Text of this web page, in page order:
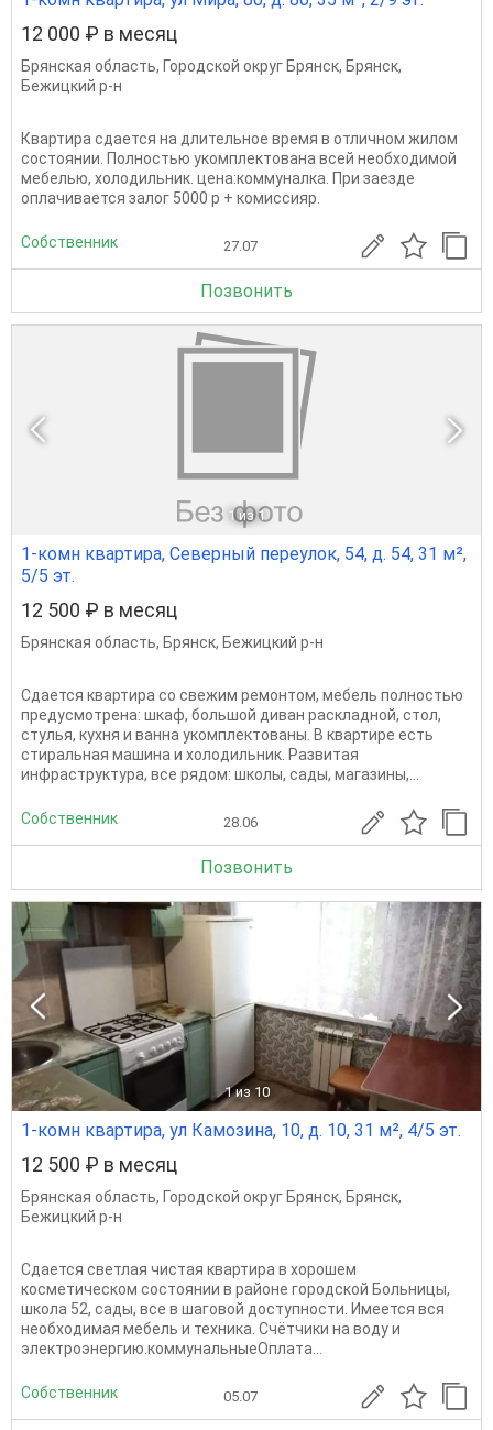
12 000 ₽ в месяц
Брянская область, Городской округ Брянск, Брянск,
Бежицкий р-н
Квартира сдается на длительное время в отличном жилом
состоянии. Полностью укомплектована всей необходимой
мебелью, холодильник. цена:коммуналка. При заезде
оплачивается залог 5000 р + комиссияр.
Собственник 27.07
Позвонить
1 из 1
1-комн квартира, Северный переулок, 54, д. 54, 31 м²,
5/5 эт.
12 500 ₽ в месяц
Брянская область, Брянск, Бежицкий р-н
Сдается квартира со свежим ремонтом, мебель полностью
предусмотрена: шкаф, большой диван раскладной, стол,
стулья, кухня и ванна укомплектованы. В квартире есть
стиральная машина и холодильник. Развитая
инфраструктура, все рядом: школы, сады, магазины,...
Собственник 28.06
Позвонить
1 из 10
1-комн квартира, ул Камозина, 10, д. 10, 31 м², 4/5 эт.
12 500 ₽ в месяц
Брянская область, Городской округ Брянск, Брянск,
Бежицкий р-н
Сдается светлая чистая квартира в хорошем
косметическом состоянии в районе городской Больницы,
школа 52, сады, все в шаговой доступности. Имеется вся
необходимая мебель и техника. Счётчики на воду и
электроэнергию.коммунальныеОплата...
Собственник 05.07